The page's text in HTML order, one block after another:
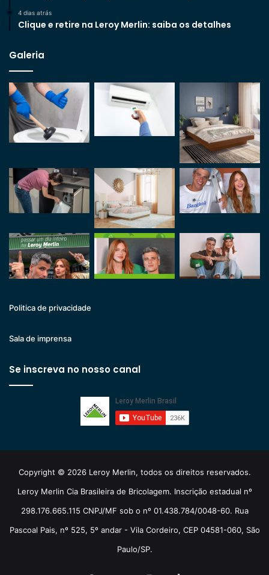
4 dias atrás
Clique e retire na Leroy Merlin: saiba os detalhes
Galeria
Politica de privacidade
Sala de imprensa
Se inscreva no nosso canal
Copyright © 2026 Leroy Merlin, todos os direitos reservados.
Leroy Merlin Cia Brasileira de Bricolagem. Inscrição estadual nº
298.176.665.115 CNPJ/MF sob o nº 01.438.784/0048-60. Rua
Pascoal Pais, nº 525, 5º andar - Vila Cordeiro, CEP 04581-060, São
Paulo/SP.